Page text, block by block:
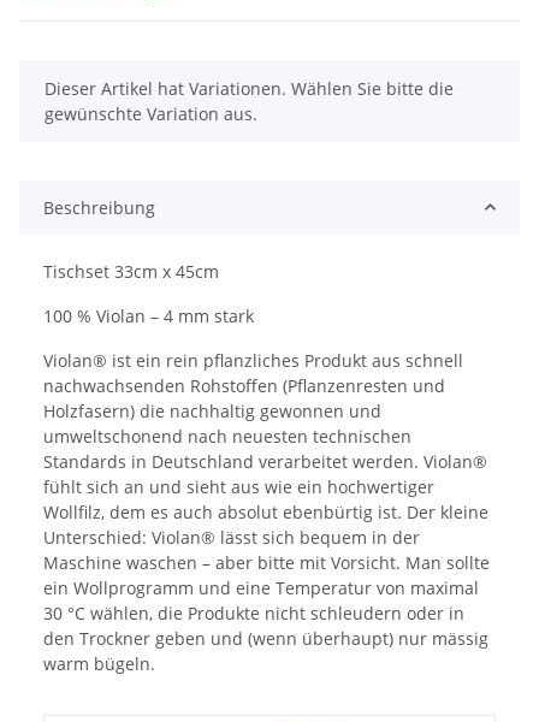
x
Dieser Artikel hat Variationen. Wählen Sie bitte die
gewünschte Variation aus.
Beschreibung
Tischset 33cm x 45cm
100 % Violan – 4 mm stark
Violan® ist ein rein pflanzliches Produkt aus schnell
nachwachsenden Rohstoffen (Pflanzenresten und
Holzfasern) die nachhaltig gewonnen und
umweltschonend nach neuesten technischen
Standards in Deutschland verarbeitet werden. Violan®
fühlt sich an und sieht aus wie ein hochwertiger
Wollfilz, dem es auch absolut ebenbürtig ist. Der kleine
Unterschied: Violan® lässt sich bequem in der
Maschine waschen – aber bitte mit Vorsicht. Man sollte
ein Wollprogramm und eine Temperatur von maximal
30 °C wählen, die Produkte nicht schleudern oder in
den Trockner geben und (wenn überhaupt) nur mässig
warm bügeln.